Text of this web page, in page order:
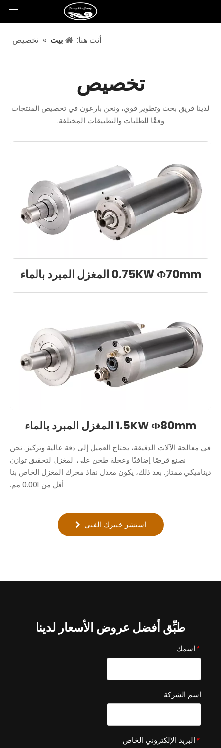
أنت هنا: بيت » تخصيص
تخصيص
لدينا فريق بحث وتطوير قوي، ونحن بارعون في تخصيص المنتجات
وفقًا للطلبات والتطبيقات المختلفة.
0.75KW Φ70mm المغزل المبرد بالماء
1.5KW Φ80mm المغزل المبرد بالماء
في معالجة الآلات الدقيقة، يحتاج العميل إلى دقة عالية وتركيز. نحن
نصنع قرصًا إضافيًا وعجلة طحن على المغزل لتحقيق توازن
ديناميكي ممتاز. بعد ذلك، يكون معدل نفاذ محرك المغزل الخاص بنا
أقل من 0.001 مم.
استشر خبيرك الفني
طبِّق أفضل عروض الأسعار لدينا
*اسمك
اسم الشركة
*البريد الإلكتروني الخاص